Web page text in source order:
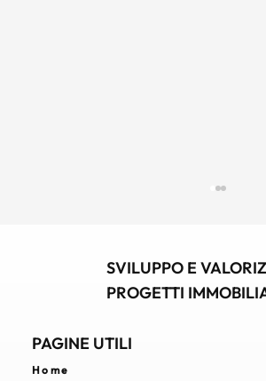
SVILUPPO E
PROGETTI
PAGINE UTILI
Home